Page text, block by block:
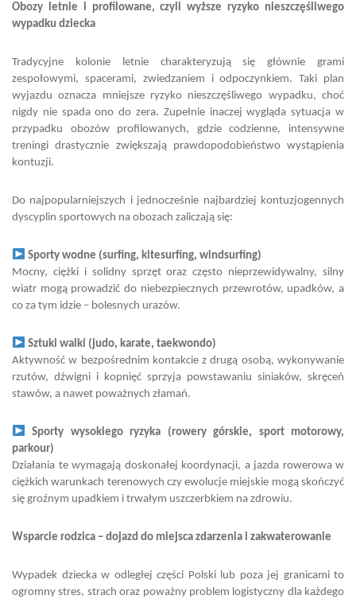
Obozy letnie i profilowane, czyli wyższe ryzyko nieszczęśliwego
wypadku dziecka
Tradycyjne kolonie letnie charakteryzują się głównie grami
zespołowymi, spacerami, zwiedzaniem i odpoczynkiem. Taki plan
wyjazdu oznacza mniejsze ryzyko nieszczęśliwego wypadku, choć
nigdy nie spada ono do zera. Zupełnie inaczej wygląda sytuacja w
przypadku obozów profilowanych, gdzie codzienne, intensywne
treningi drastycznie zwiększają prawdopodobieństwo wystąpienia
kontuzji.
Do najpopularniejszych i jednocześnie najbardziej kontuzjogennych
dyscyplin sportowych na obozach zaliczają się:
Sporty wodne (surfing, kitesurfing, windsurfing)
Mocny, ciężki i solidny sprzęt oraz często nieprzewidywalny, silny
wiatr mogą prowadzić do niebezpiecznych przewrotów, upadków, a
co za tym idzie – bolesnych urazów.
Sztuki walki (judo, karate, taekwondo)
Aktywność w bezpośrednim kontakcie z drugą osobą, wykonywanie
rzutów, dźwigni i kopnięć sprzyja powstawaniu siniaków, skręceń
stawów, a nawet poważnych złamań.
Sporty wysokiego ryzyka (rowery górskie, sport motorowy,
parkour)
Działania te wymagają doskonałej koordynacji, a jazda rowerowa w
ciężkich warunkach terenowych czy ewolucje miejskie mogą skończyć
się groźnym upadkiem i trwałym uszczerbkiem na zdrowiu.
Wsparcie rodzica – dojazd do miejsca zdarzenia i zakwaterowanie
Wypadek dziecka w odległej części Polski lub poza jej granicami to
ogromny stres, strach oraz poważny problem logistyczny dla każdego